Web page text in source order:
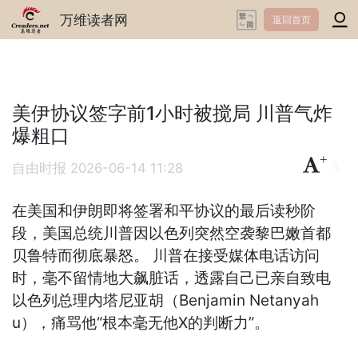
万维读者网 返回首页
美伊协议签字前1小时被搅局 川普气炸
爆粗口
自由时报 2026-06-14 11:28
+
在美国和伊朗即将签署和平协议的最后读秒阶
段，美国总统川普因以色列突然空袭黎巴嫩首都
贝鲁特而彻底暴怒。 川普在接受媒体电话访问
时，毫不留情地大飙脏话，透露自己已亲自致电
以色列总理内塔尼亚胡（Benjamin Netanyah
u），痛骂他“根本毫无他X的判断力”。